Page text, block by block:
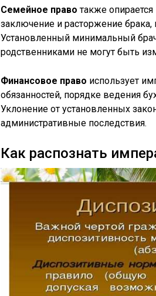
Семейное право также
заключение и расторжение брака,
Установленный минимальный
родственниками не могут быть
Финансовое право использует
обязанностей, порядке ведения
Уклонение от установленных
административные последствия.
Как распознать